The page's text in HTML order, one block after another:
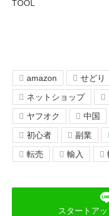
TOOL
amazon せどり
ネットショップ
ヤフオク
中国
初心者
副業
転売
輸入
スタートア